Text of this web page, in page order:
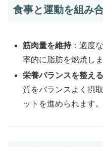
食事と運動を組み
筋肉量を維持：適度
率的に脂肪を燃焼しま
栄養バランスを整える
質をバランスよく摂
ットを進められます。